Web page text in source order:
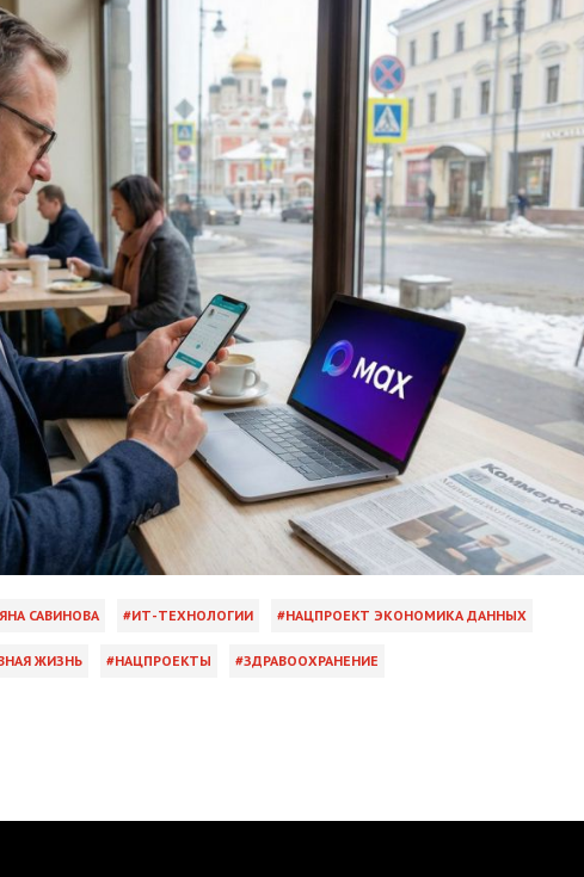
САВИНОВА ИТ-ТЕХНОЛОГИИ НАЦПРОЕКТ ЭКОНОМИКА ДАННЫХ
ЖИЗНЬ НАЦПРОЕКТЫ ЗДРАВООХРАНЕНИЕ